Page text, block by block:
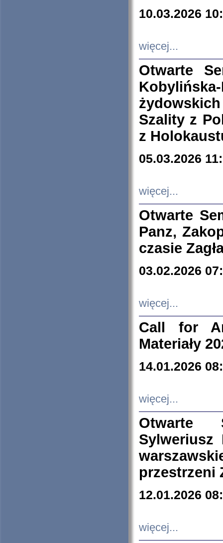
10.03.2026
więcej...
Otwarte
Szality z
z
05.03.2026
więcej...
Otwarte
Panz,
czasie
03.02.2026
więcej...
Call for
Materiały
14.01.2026
więcej...
Otwarte
Sylweriusz
przestrzeni
12.01.2026
więcej...